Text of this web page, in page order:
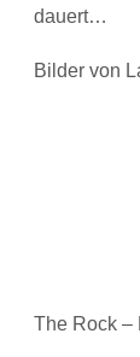
dauert…
Bilder von
The Rock –